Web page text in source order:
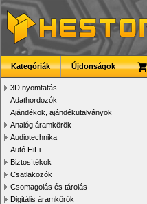
Kategóriák Újdonságok
3D nyomtatás
Adathordozók
Ajándékok, ajándékutalványok
Analóg áramkörök
Audiotechnika
Autó HiFi
Biztosítékok
Csatlakozók
Csomagolás és tárolás
Digitális áramkörök